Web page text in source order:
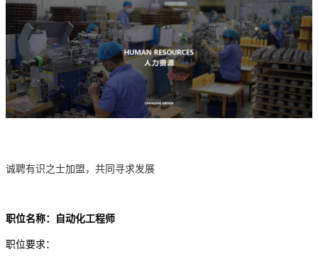
诚聘有识之士加盟，共同寻求发展
职位名称：自动化工程师
职位要求：